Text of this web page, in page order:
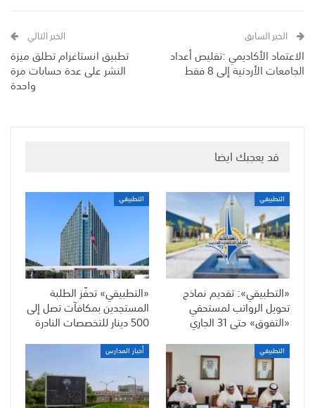
الخبر السابق
الاعتماد الأكاديمي :تقليص أعداد
الجامعات الأردنية إلى 8 فقط
الخبر التالي
تطبيق انستاغرام تطلق ميزة
النشر على عدة حسابات مرة
واحدة
قد يعجبك ايضا
التطبيقي
«التطبيقي»: تقديم نماذج
تحويل الرواتب لمستحقي
«التفوق» حتى 31 الجاري
التطبيقي
«التطبيقي» تحفّز الطلبة
المستجدين بمكافآت تصل إلى
500 دينار للتخصصات النادرة
التطبيقي أخبار المدارس